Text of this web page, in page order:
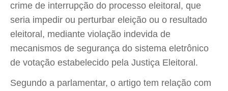
crime de interrupção do processo eleitoral, que
seria impedir ou perturbar eleição ou o resultado
eleitoral, mediante violação indevida de
mecanismos de segurança do sistema eletrônico
de votação estabelecido pela Justiça Eleitoral.
Segundo a parlamentar, o artigo tem relação com